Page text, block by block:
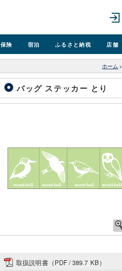
保険 宿泊 ふるさと納税 店舗
ホーム >
バッグ ステッカー とり
取扱説明書（PDF/389.7 KB）